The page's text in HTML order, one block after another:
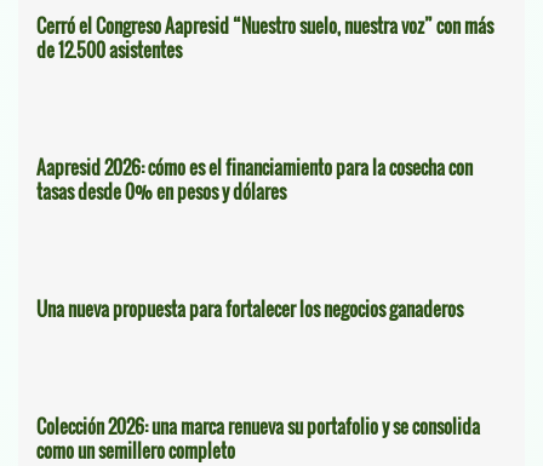
Cerró el Congreso Aapresid “Nuestro suelo, nuestra voz” con más
de 12.500 asistentes
Aapresid 2026: cómo es el financiamiento para la cosecha con
tasas desde 0% en pesos y dólares
Una nueva propuesta para fortalecer los negocios ganaderos
Colección 2026: una marca renueva su portafolio y se consolida
como un semillero completo